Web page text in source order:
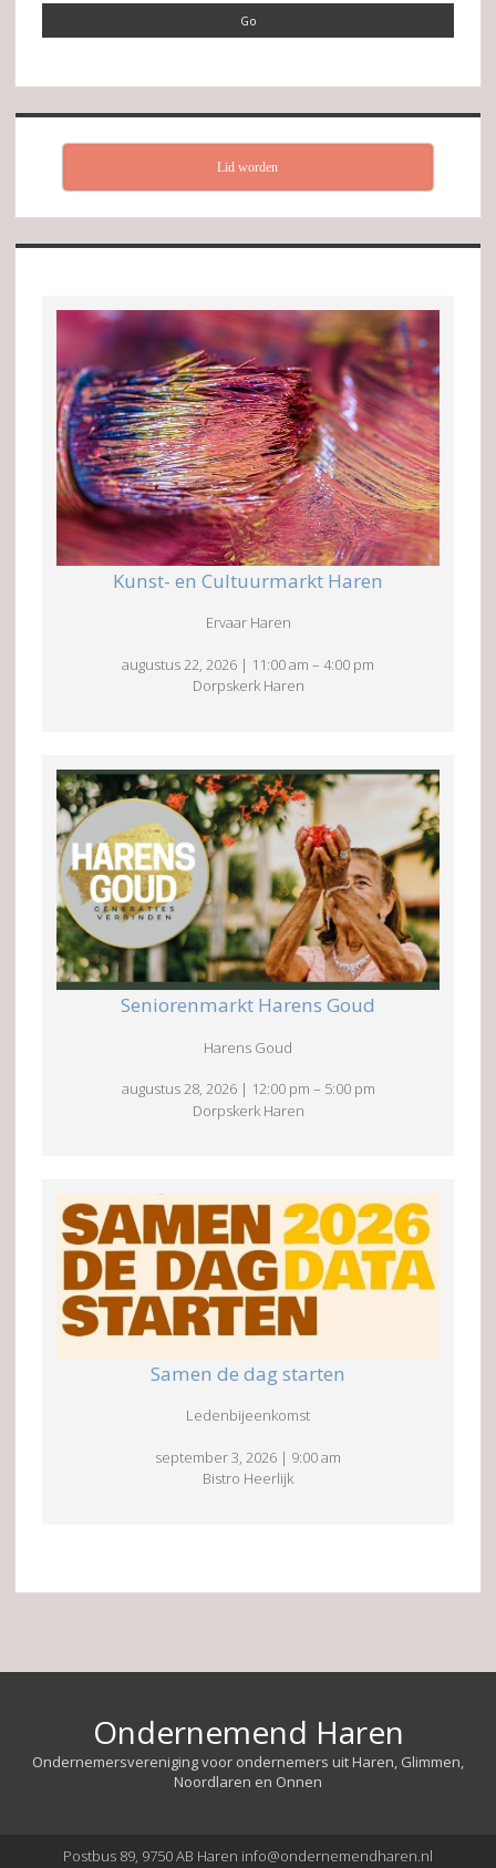
Lid worden
Kunst- en Cultuurmarkt Haren
Ervaar Haren
augustus 22, 2026 | 11:00 am – 4:00 pm
Dorpskerk Haren
Seniorenmarkt Harens Goud
Harens Goud
augustus 28, 2026 | 12:00 pm – 5:00 pm
Dorpskerk Haren
Samen de dag starten
Ledenbijeenkomst
september 3, 2026 | 9:00 am
Bistro Heerlijk
Ondernemend Haren
Ondernemersvereniging voor ondernemers uit Haren, Glimmen,
Noordlaren en Onnen
Postbus 89, 9750 AB Haren info@ondernemendharen.nl